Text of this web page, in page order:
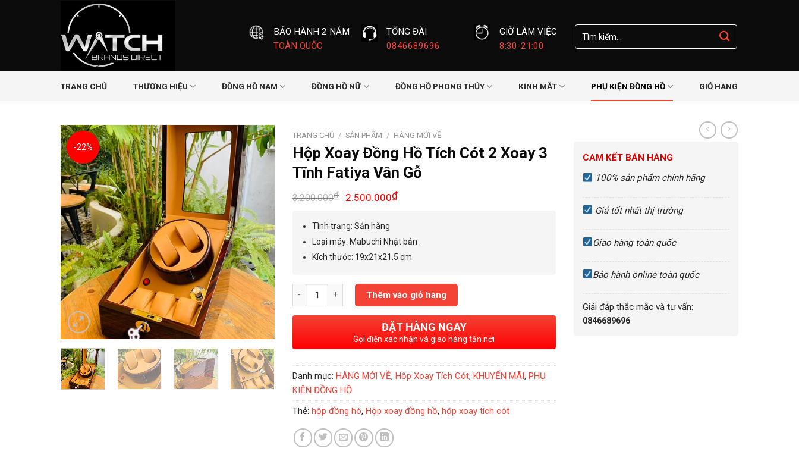
BẢO HÀNH 2 NĂM
TOÀN QUỐC
TỔNG ĐÀI
0846689696
GIỜ LÀM VIỆC
8:30-21:00
Tìm
kiếm:
TRANG CHỦ THƯƠNG HIỆU ĐỒNG HỒ NAM ĐỒNG HỒ NỮ ĐỒNG HỒ PHONG THỦY KÍNH MẮT PHỤ KIỆN ĐỒNG HỒ GIỎ HÀNG
-22%
TRANG CHỦ / SẢN PHẨM / HÀNG MỚI VỀ
Hộp Xoay Đồng Hồ Tích Cót 2 Xoay 3
Tĩnh Fatiya Vân Gỗ
3.200.000₫
Giá
là:
3.200.000₫.
2.500.000₫Giá
là:
2.500.000₫.
Tình trạng: Sẵn hàng
Loại máy: Mabuchi Nhật bản .
Kích thước: 19x21x21.5 cm
Hộp Xoay Đồng Hồ Tích Cót 2 Xoay 3 Tĩnh Fatiya Vân Gỗ số lượng
Thêm vào giỏ hàng
ĐẶT HÀNG NGAY
Gọi điện xác nhận và giao hàng tận nơi
Danh mục: HÀNG MỚI VỀ, Hộp Xoay Tích Cót, KHUYẾN MÃI, PHỤ
KIỆN ĐỒNG HỒ
Thẻ: hộp đồng hò, Hộp xoay đồng hồ, hộp xoay tích cót
CAM KẾT BÁN HÀNG
100% sản phẩm chính hãng
Giá tốt nhất thị trường
Giao hàng toàn quốc
Bảo hành online toàn quốc
Giải đáp thắc mắc và tư vấn:
0846689696